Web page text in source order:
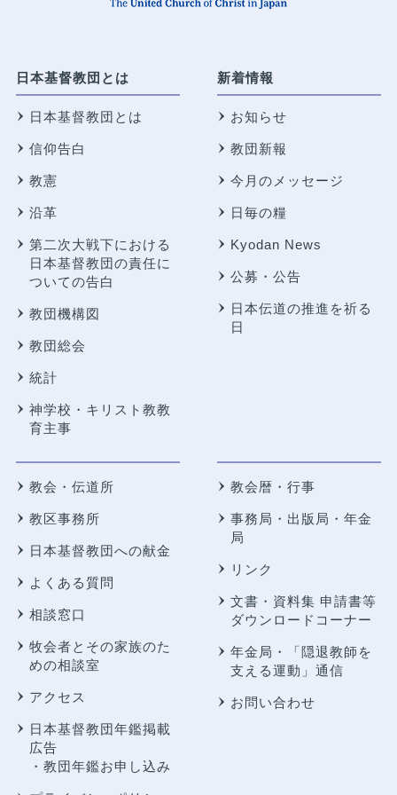
日本基督教団とは
日本基督教団とは
信仰告白
教憲
沿革
第二次大戦下における
日本基督教団の責任に
ついての告白
教団機構図
教団総会
統計
神学校・キリスト教教
育主事
新着情報
お知らせ
教団新報
今月のメッセージ
日毎の糧
Kyodan News
公募・公告
日本伝道の推進を祈る
日
教会・伝道所
教区事務所
日本基督教団への献金
よくある質問
相談窓口
牧会者とその家族のた
めの相談室
アクセス
日本基督教団年鑑掲載
広告
・教団年鑑お申し込み
教会暦・行事
事務局・出版局・年金
局
リンク
文書・資料集 申請書等
ダウンロードコーナー
年金局・
「隠退教師を
支える運動」通信
お問い合わせ